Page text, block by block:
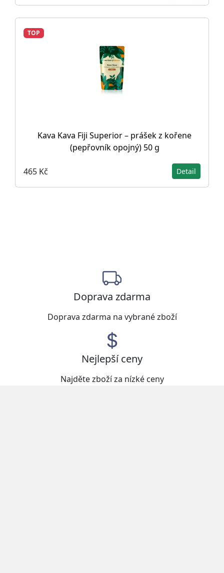
TOP
Kava Kava Fiji Superior – prášek z kořene
(pepřovník opojný) 50 g
465 Kč Detail
Doprava zdarma
Doprava zdarma na vybrané zboží
Nejlepší ceny
Najděte zboží za nízké ceny